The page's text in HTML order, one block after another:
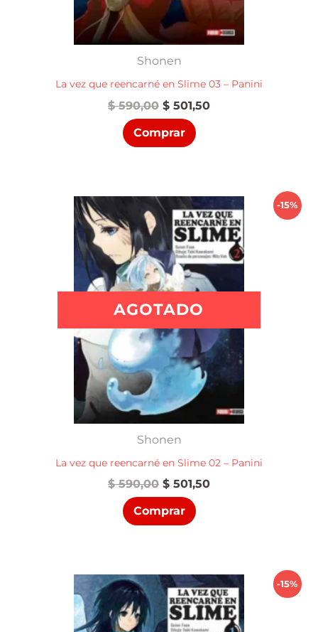
Shonen
La vez que reencarné en Slime 03 – Panini
$590,00 El
precio
original
era:
$ 501,50El
Comprar
-15%
AGOTADO
Shonen
La vez que reencarné en Slime 02 – Panini
$590,00 El
precio
original
era:
$ 501,50El
Comprar
-15%